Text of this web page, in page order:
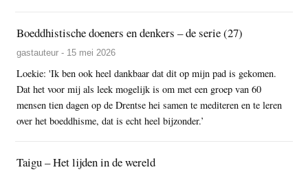
Boeddhistische doeners en denkers – de serie (27)
gastauteur - 15 mei 2026
Loekie: 'Ik ben ook heel dankbaar dat dit op mijn pad is gekomen.
Dat het voor mij als leek mogelijk is om met een groep van 60
mensen tien dagen op de Drentse hei samen te mediteren en te leren
over het boeddhisme, dat is echt heel bijzonder.’
Taigu – Het lijden in de wereld